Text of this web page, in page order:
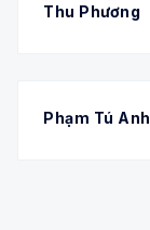
Thu Phương
Phạm Tú Anh